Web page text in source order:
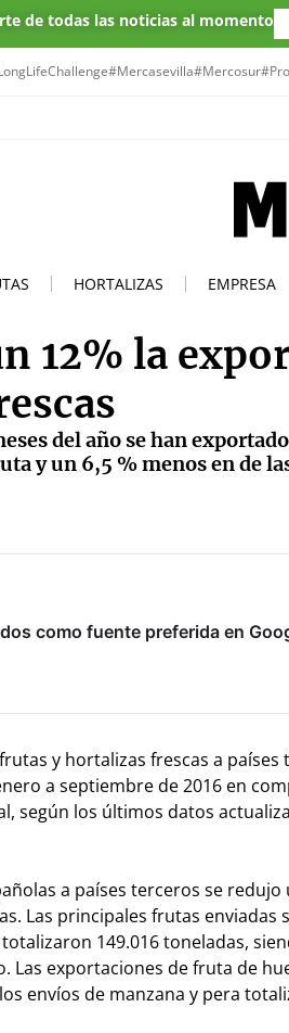
de todas las noticias al momento
#Mercasevilla#Mercosur
HORTALIZAS EMPRESA
12% la
del año se han
y un 6,5 % menos en de
como fuente preferida en
y hortalizas frescas a
a septiembre de 2016 en
según los últimos datos
a países terceros se
Las principales frutas
149.016 toneladas,
Las exportaciones de fruta de
envíos de manzana y pera